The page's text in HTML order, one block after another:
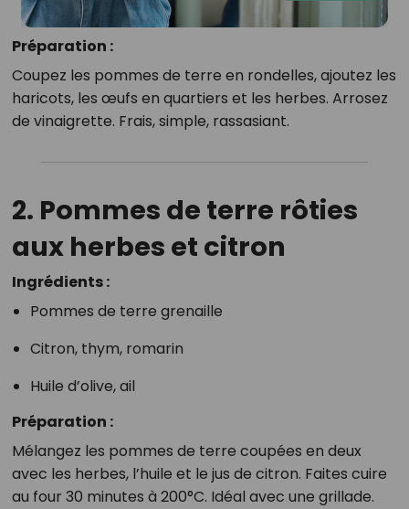
Préparation :
Coupez les pommes de terre en rondelles, ajoutez les
haricots, les œufs en quartiers et les herbes. Arrosez
de vinaigrette. Frais, simple, rassasiant.
2. Pommes de terre rôties
aux herbes et citron
Ingrédients :
Pommes de terre grenaille
Citron, thym, romarin
Huile d’olive, ail
Préparation :
Mélangez les pommes de terre coupées en deux
avec les herbes, l’huile et le jus de citron. Faites cuire
au four 30 minutes à 200°C. Idéal avec une grillade.